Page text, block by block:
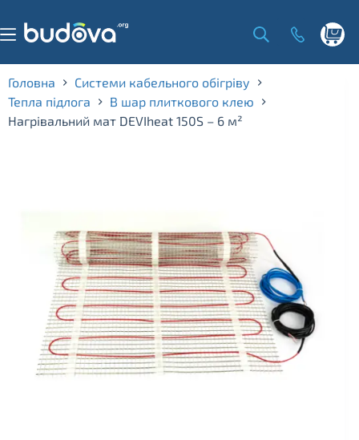
content
Головна
Системи кабельного обігріву
Тепла підлога
В шар плиткового клею
Нагрівальний мат DEVIheat 150S – 6 м²